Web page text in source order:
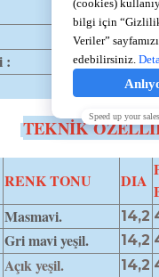
%60
%40 Su
:
8,6
TEKNİK
RENK TONU DIA
Masmavi. 14,2
Gri mavi yeşil. 14,2
Açık yeşil. 14,2